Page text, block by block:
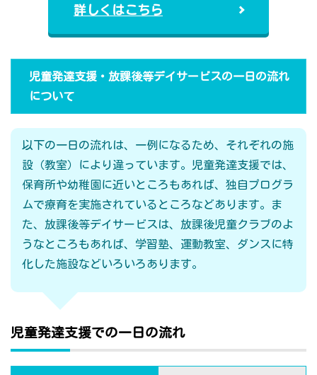
詳しくはこちら
児童発達支援・放課後等デイサービスの一日の流れ
について
以下の一日の流れは、一例になるため、それぞれの施
設（教室）により違っています。児童発達支援では、
保育所や幼稚園に近いところもあれば、独自プログラ
ムで療育を実施されているところなどあります。ま
た、放課後等デイサービスは、放課後児童クラブのよ
うなところもあれば、学習塾、運動教室、ダンスに特
化した施設などいろいろあります。
児童発達支援での一日の流れ